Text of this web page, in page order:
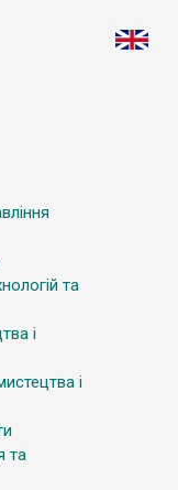
та
і
і
та